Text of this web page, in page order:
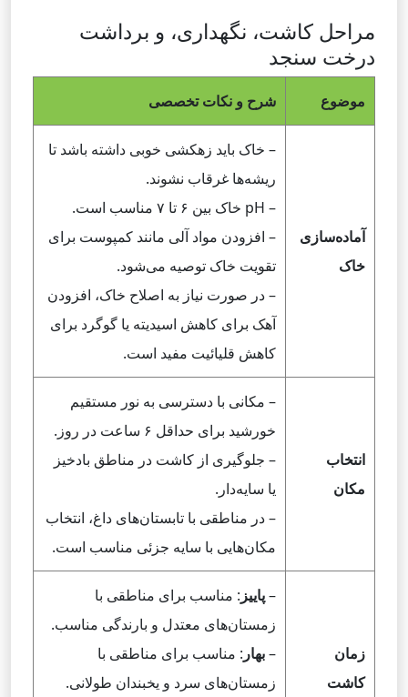
مراحل کاشت، نگهداری، و برداشت
درخت سنجد
موضوع شرح و نکات تخصصی
آماده‌سازی
خاک
– خاک باید زهکشی خوبی داشته باشد تا
ریشه‌ها غرقاب نشوند.
– pH خاک بین ۶ تا ۷ مناسب است.
– افزودن مواد آلی مانند کمپوست برای
تقویت خاک توصیه می‌شود.
– در صورت نیاز به اصلاح خاک، افزودن
آهک برای کاهش اسیدیته یا گوگرد برای
کاهش قلیائیت مفید است.
انتخاب
مکان
– مکانی با دسترسی به نور مستقیم
خورشید برای حداقل ۶ ساعت در روز.
– جلوگیری از کاشت در مناطق بادخیز
یا سایه‌دار.
– در مناطقی با تابستان‌های داغ، انتخاب
مکان‌هایی با سایه جزئی مناسب است.
زمان
کاشت
–پاییز : مناسب برای مناطقی با
زمستان‌های معتدل و بارندگی مناسب.
–بهار : مناسب برای مناطقی با
زمستان‌های سرد و یخبندان طولانی.